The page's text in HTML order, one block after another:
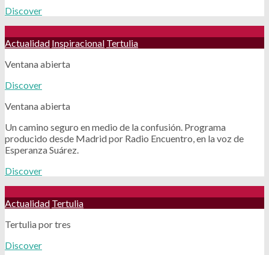
Discover
Actualidad Inspiracional Tertulia
Ventana abierta
Discover
Ventana abierta
Un camino seguro en medio de la confusión. Programa
producido desde Madrid por Radio Encuentro, en la voz de
Esperanza Suárez.
Discover
Actualidad Tertulia
Tertulia por tres
Discover